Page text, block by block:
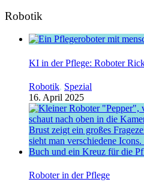
Robotik
KI in der Pflege: Roboter
Robotik, Spezial
16. April 2025
Roboter in der Pflege